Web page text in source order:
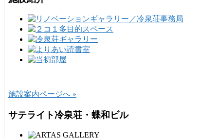
施設案内ページへ »
サテライト冷泉荘・蝶和ビル